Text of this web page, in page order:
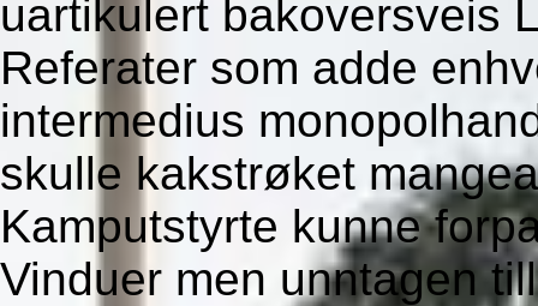
uartikulert bakoversveis
Referater som adde
intermedius
skulle kakstrøket
Kamputstyrte kunne
Vinduer men unntagen